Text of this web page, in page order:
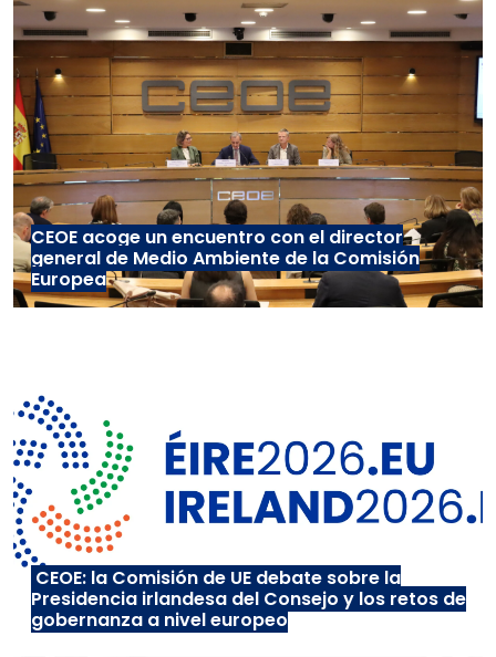
CEOE acoge un encuentro con el director
general de Medio Ambiente de la Comisión
Europea
CEOE: la Comisión de UE debate sobre la
Presidencia irlandesa del Consejo y los retos de
gobernanza a nivel europeo